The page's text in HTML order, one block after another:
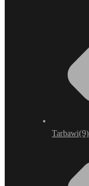
Tarbawi(9)